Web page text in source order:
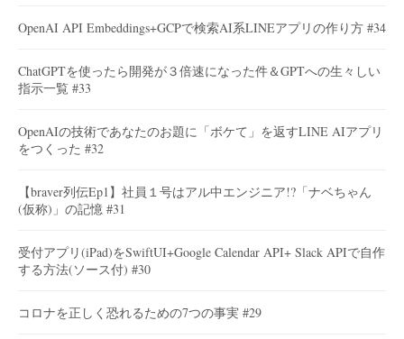
OpenAI API Embeddings+GCPで検索AI系LINEアプリの作り方 #34
ChatGPTを使ったら開発が３倍速になった件＆GPTへの生々しい
指示一覧 #33
OpenAIの技術であなたのお題に「ボケて」を返すLINE AIアプリ
をつくった #32
【braver列伝Ep1】社員１号はアル中エンジニア!?「ナベちゃん
(仮称)」の記憶 #31
受付アプリ(iPad)をSwiftUI+Google Calendar API+ Slack APIで自作
する方法(ソース付) #30
コロナを正しく恐れるための7つの事実 #29